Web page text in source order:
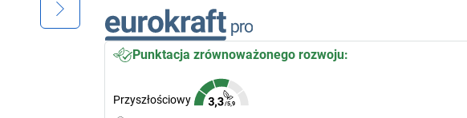
Punktacja zrównoważonego rozwoju:
Przyszłościowy